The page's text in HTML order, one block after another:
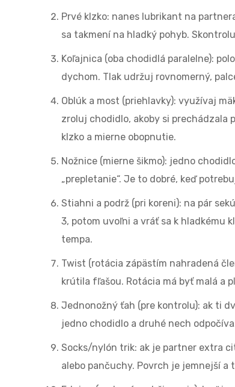
Prvé klzko: nanes lubrikant na
sa takmení na hladký pohyb.
Koľajnica (oba chodidlá paralelne):
dychom. Tlak udržuj rovnomerný,
Oblúk a most (priehlavky): využívaj
zroluj chodidlo, akoby si prechádzala
klzko a mierne obopnutie.
Nožnice (mierne šikmo): jedno
„prepletanie“. Je to dobré, keď
Stiahni a podrž (pri koreni): na pár
3, potom uvoľni a vráť sa k hladkému
tempa.
Twist (rotácia zápästím nahradená
krútila fľašou. Rotácia má byť malá a
Jednonožný ťah (pre kontrolu): ak ti
jedno chodidlo a druhé nech
Socks/nylón trik: ak je partner extra
alebo pančuchy. Povrch je jemnejší a